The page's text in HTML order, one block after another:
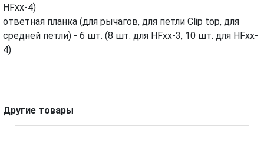
HFxx-4)
ответная планка (для рычагов, для петли Clip top, для
средней петли) - 6 шт. (8 шт. для HFxx-3, 10 шт. для HFxx-
4)
Другие товары